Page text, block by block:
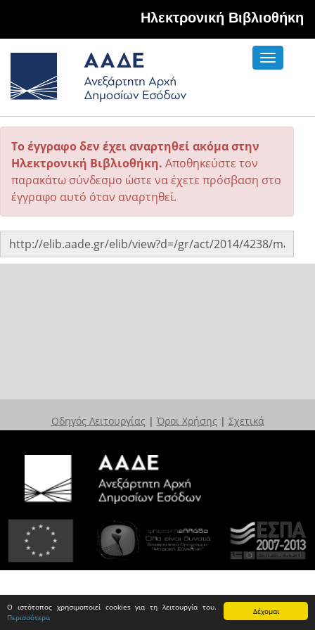
Δέχομαι
Ο ιστότοπος χρησιμοποιεί cookies για τη λειτουργία του.
Περισσότερα
Hλεκτρονική Βιβλιοθήκη
Toggle
Το έγγραφο δεν έχει αναρτηθεί ακόμα στην
Ηλεκτρονική Βιβλιοθήκη. Αποθηκεύστε τον
παρακάτω σύνδεσμο ώστε να έχετε πρόσβαση στο
έγγραφο αυτό όταν αναρτηθεί.
Οδηγός Λειτουργίας | Όροι Χρήσης | Σχετικά